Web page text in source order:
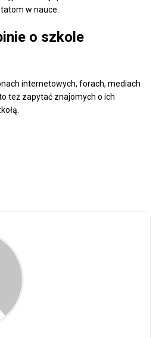
w nauce.
o szkole
internetowych, forach, mediach
też zapytać znajomych o ich